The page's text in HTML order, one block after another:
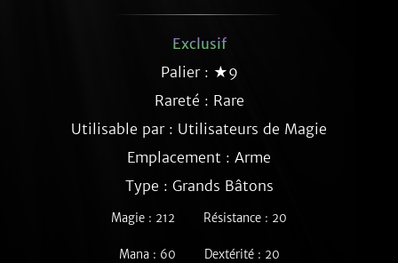
Exclusif
Palier : ★9
Rareté : Rare
Utilisable par : Utilisateurs de Magie
Emplacement : Arme
Type : Grands Bâtons
Magie : 212 Résistance : 20
Mana : 60 Dextérité : 20